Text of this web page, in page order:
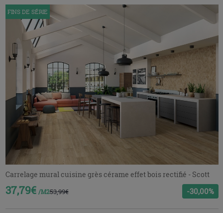
FINS DE SÉRIE
Carrelage mural cuisine grès cérame effet bois rectifié - Scott
37,79€ /M253,99€ -30,00%